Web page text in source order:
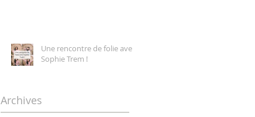
Une rencontre de folie avec
Sophie Trem !
Archives